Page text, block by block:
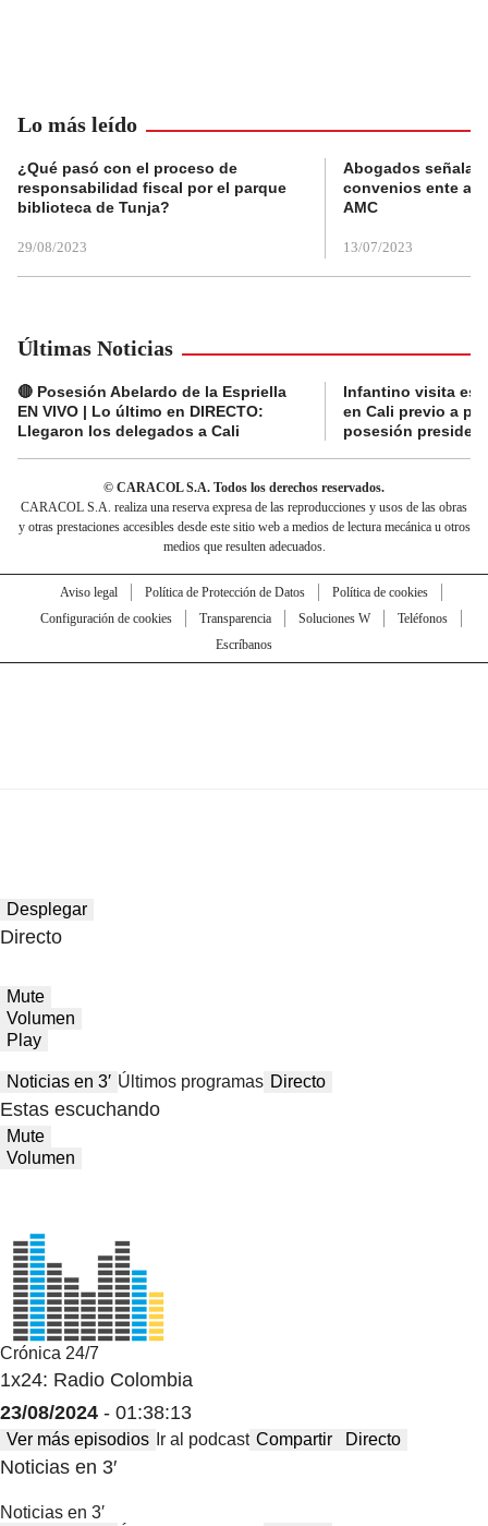
Lo más leído
¿Qué pasó con el proceso de
responsabilidad fiscal por el parque
biblioteca de Tunja?
29/08/2023
Abogados
convenios ente
AMC
13/07/2023
Últimas Noticias
🔴 Posesión Abelardo de la Espriella
EN VIVO | Lo último en DIRECTO:
Llegaron los delegados a Cali
Infantino visita
en Cali previo a
posesión
© CARACOL S.A. Todos los derechos reservados.
CARACOL S.A. realiza una reserva expresa de las reproducciones y usos de las obras
y otras prestaciones accesibles desde este sitio web a medios de lectura mecánica u otros
medios que resulten adecuados.
Aviso legal Política de Protección de Datos
Política de cookies
Configuración de cookies
Transparencia Soluciones W
Teléfonos
Escríbanos
Desplegar
Directo
Mute
Volumen
Play
Noticias en 3′ Últimos programas Directo
Estas escuchando
Mute
Volumen
Crónica 24/7
1x24: Radio Colombia
23/08/2024 - 01:38:13
Ver más episodios Ir al podcast Compartir Directo
Noticias en 3′
Noticias en 3′